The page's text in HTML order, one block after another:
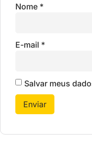
Nome *
E-mail *
Salvar meus